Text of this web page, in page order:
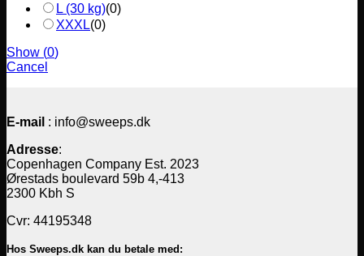
L (30 kg)(0)
XXXL(0)
Show (0)
Cancel
E-mail : info@sweeps.dk
Adresse:
Copenhagen Company Est. 2023
Ørestads boulevard 59b 4,-413
2300 Kbh S
Cvr: 44195348
Hos Sweeps.dk kan du betale med: